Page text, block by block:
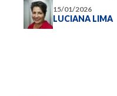
15/01/2026
LUCIANA LIMA